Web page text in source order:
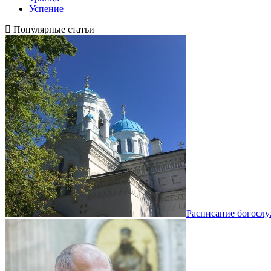
Успение
Популярные статьи
Расписание